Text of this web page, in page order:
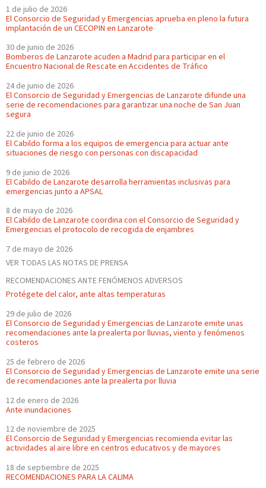
1 de julio de 2026
El Consorcio de Seguridad y Emergencias aprueba en pleno la futura
implantación de un CECOPIN en Lanzarote
30 de junio de 2026
Bomberos de Lanzarote acuden a Madrid para participar en el
Encuentro Nacional de Rescate en Accidentes de Tráfico
24 de junio de 2026
El Consorcio de Seguridad y Emergencias de Lanzarote difunde una
serie de recomendaciones para garantizar una noche de San Juan
segura
22 de junio de 2026
El Cabildo forma a los equipos de emergencia para actuar ante
situaciones de riesgo con personas con discapacidad
9 de junio de 2026
El Cabildo de Lanzarote desarrolla herramientas inclusivas para
emergencias junto a APSAL
8 de mayo de 2026
El Cabildo de Lanzarote coordina con el Consorcio de Seguridad y
Emergencias el protocolo de recogida de enjambres
7 de mayo de 2026
VER TODAS LAS NOTAS DE PRENSA
RECOMENDACIONES ANTE FENÓMENOS ADVERSOS
Protégete del calor, ante altas temperaturas
29 de julio de 2026
El Consorcio de Seguridad y Emergencias de Lanzarote emite unas
recomendaciones ante la prealerta por lluvias, viento y fenómenos
costeros
25 de febrero de 2026
El Consorcio de Seguridad y Emergencias de Lanzarote emite una serie
de recomendaciones ante la prealerta por lluvia
12 de enero de 2026
Ante inundaciones
12 de noviembre de 2025
El Consorcio de Seguridad y Emergencias recomienda evitar las
actividades al aire libre en centros educativos y de mayores
18 de septiembre de 2025
RECOMENDACIONES PARA LA CALIMA